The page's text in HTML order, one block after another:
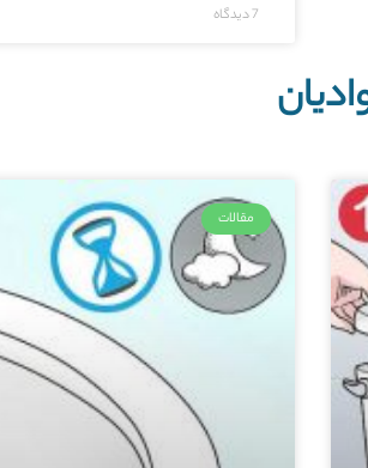
7 دیدگاه
مقالات